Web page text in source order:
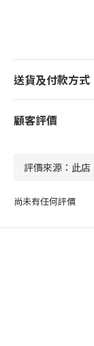
送貨及付款方式
顧客評價
尚未有任何評價